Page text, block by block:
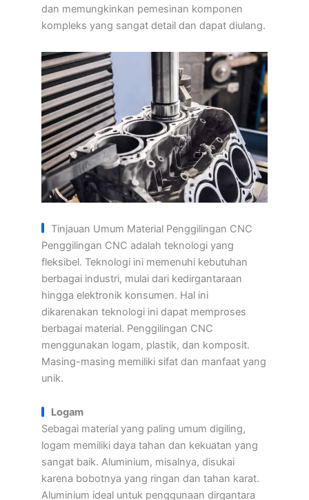
dan memungkinkan pemesinan komponen
kompleks yang sangat detail dan dapat diulang.
Tinjauan Umum Material Penggilingan CNC
Penggilingan CNC adalah teknologi yang
fleksibel. Teknologi ini memenuhi kebutuhan
berbagai industri, mulai dari kedirgantaraan
hingga elektronik konsumen. Hal ini
dikarenakan teknologi ini dapat memproses
berbagai material. Penggilingan CNC
menggunakan logam, plastik, dan komposit.
Masing-masing memiliki sifat dan manfaat yang
unik.
Logam
Sebagai material yang paling umum digiling,
logam memiliki daya tahan dan kekuatan yang
sangat baik. Aluminium, misalnya, disukai
karena bobotnya yang ringan dan tahan karat.
Aluminium ideal untuk penggunaan dirgantara